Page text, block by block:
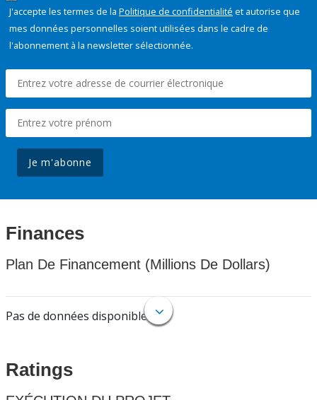
J'accepte les termes de la Politique de confidentialité et autorise que
mes données personnelles soient utilisées dans le cadre de
l'abonnement à la newsletter sélectionnée.
Je m'abonne
Finances
Plan De Financement (Millions De Dollars)
Pas de données disponibles.
Ratings